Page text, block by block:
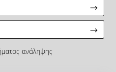
ανάληψης